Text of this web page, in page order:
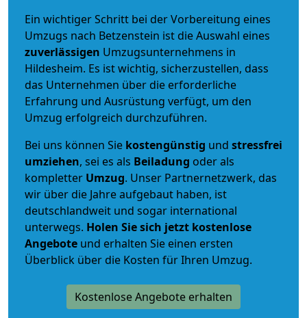
Ein wichtiger Schritt bei der Vorbereitung eines
Umzugs nach Betzenstein ist die Auswahl eines
zuverlässigen Umzugsunternehmens in
Hildesheim. Es ist wichtig, sicherzustellen, dass
das Unternehmen über die erforderliche
Erfahrung und Ausrüstung verfügt, um den
Umzug erfolgreich durchzuführen.
Bei uns können Sie kostengünstig und stressfrei
umziehen, sei es als Beiladung oder als
kompletter Umzug. Unser Partnernetzwerk, das
wir über die Jahre aufgebaut haben, ist
deutschlandweit und sogar international
unterwegs. Holen Sie sich jetzt kostenlose
Angebote und erhalten Sie einen ersten
Überblick über die Kosten für Ihren Umzug.
Kostenlose Angebote erhalten